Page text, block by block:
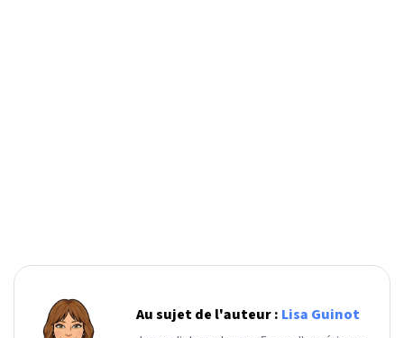
Au sujet de l'auteur : Lisa Guinot